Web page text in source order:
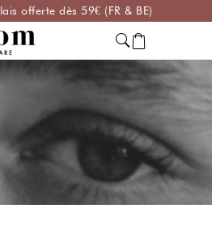
paiement en 4 fois